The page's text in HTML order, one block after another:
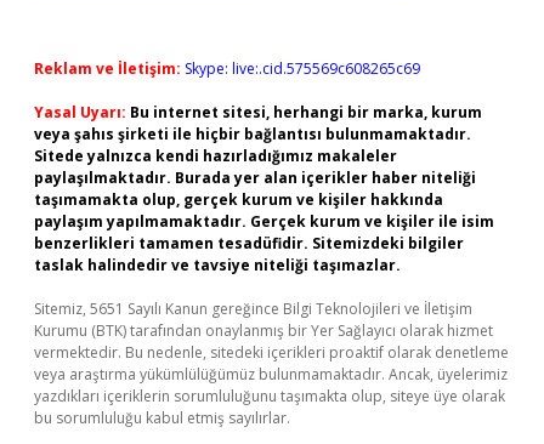
Reklam ve İletişim: Skype: live:.cid.575569c608265c69
Yasal Uyarı: Bu internet sitesi, herhangi bir marka, kurum
veya şahıs şirketi ile hiçbir bağlantısı bulunmamaktadır.
Sitede yalnızca kendi hazırladığımız makaleler
paylaşılmaktadır. Burada yer alan içerikler haber niteliği
taşımamakta olup, gerçek kurum ve kişiler hakkında
paylaşım yapılmamaktadır. Gerçek kurum ve kişiler ile isim
benzerlikleri tamamen tesadüfidir. Sitemizdeki bilgiler
taslak halindedir ve tavsiye niteliği taşımazlar.
Sitemiz, 5651 Sayılı Kanun gereğince Bilgi Teknolojileri ve İletişim
Kurumu (BTK) tarafından onaylanmış bir Yer Sağlayıcı olarak hizmet
vermektedir. Bu nedenle, sitedeki içerikleri proaktif olarak denetleme
veya araştırma yükümlülüğümüz bulunmamaktadır. Ancak, üyelerimiz
yazdıkları içeriklerin sorumluluğunu taşımakta olup, siteye üye olarak
bu sorumluluğu kabul etmiş sayılırlar.